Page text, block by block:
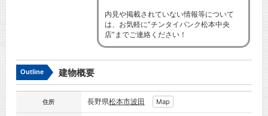
内見や掲載されていない情報等について
は、お気軽に”チンタイバンク松本中央
店”までご連絡ください！
Outline 建物概要
住所 長野県松本市波田 Map